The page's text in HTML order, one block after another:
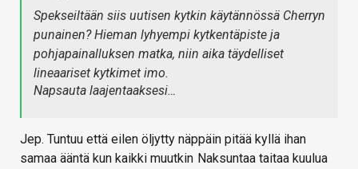
Spekseiltään siis uutisen kytkin käytännössä Cherryn
punainen? Hieman lyhyempi kytkentäpiste ja
pohjapainalluksen matka, niin aika täydelliset
lineaariset kytkimet imo.
Napsauta laajentaaksesi…
Jep. Tuntuu että eilen öljytty näppäin pitää kyllä ihan
samaa ääntä kun kaikki muutkin Naksuntaa taitaa kuulua